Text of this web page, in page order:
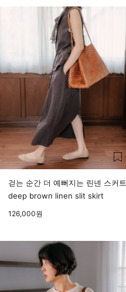
걷는 순간 더 예뻐지는 린넨 스커트
deep brown linen slit skirt
126,000원